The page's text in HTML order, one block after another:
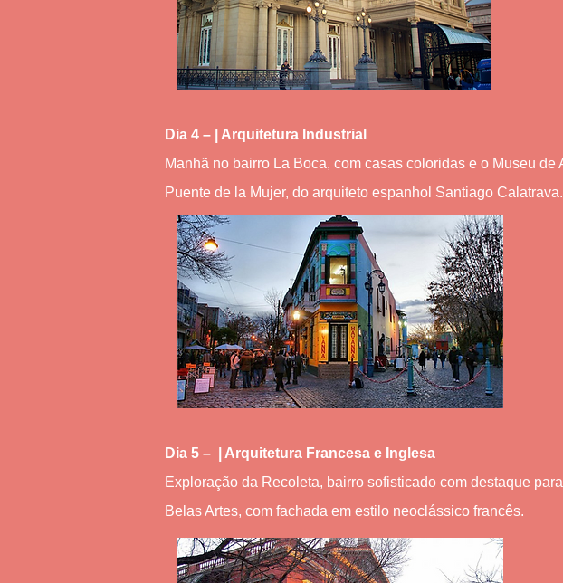
Dia 4 – | Arquitetura Industrial
Manhã no bairro La Boca, com casas coloridas e o Museu
Puente de la Mujer, do arquiteto espanhol Santiago
Dia 5 – | Arquitetura Francesa e Inglesa
Exploração da Recoleta, bairro sofisticado com destaque
Belas Artes, com fachada em estilo neoclássico francês.